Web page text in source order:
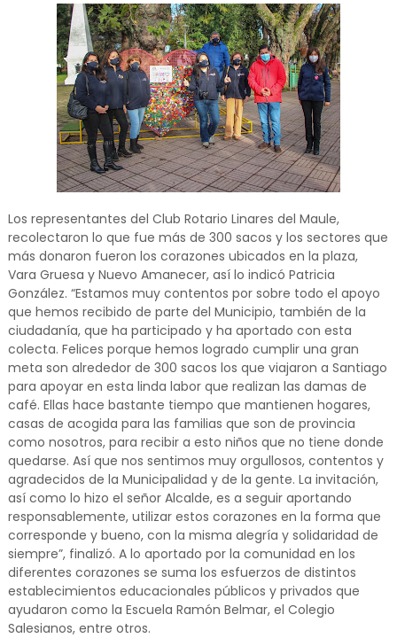
Los representantes del Club Rotario Linares del Maule,
recolectaron lo que fue más de 300 sacos y los sectores que
más donaron fueron los corazones ubicados en la plaza,
Vara Gruesa y Nuevo Amanecer, así lo indicó Patricia
González. “Estamos muy contentos por sobre todo el apoyo
que hemos recibido de parte del Municipio, también de la
ciudadanía, que ha participado y ha aportado con esta
colecta. Felices porque hemos logrado cumplir una gran
meta son alrededor de 300 sacos los que viajaron a Santiago
para apoyar en esta linda labor que realizan las damas de
café. Ellas hace bastante tiempo que mantienen hogares,
casas de acogida para las familias que son de provincia
como nosotros, para recibir a esto niños que no tiene donde
quedarse. Así que nos sentimos muy orgullosos, contentos y
agradecidos de la Municipalidad y de la gente. La invitación,
así como lo hizo el señor Alcalde, es a seguir aportando
responsablemente, utilizar estos corazones en la forma que
corresponde y bueno, con la misma alegría y solidaridad de
siempre”, finalizó. A lo aportado por la comunidad en los
diferentes corazones se suma los esfuerzos de distintos
establecimientos educacionales públicos y privados que
ayudaron como la Escuela Ramón Belmar, el Colegio
Salesianos, entre otros.